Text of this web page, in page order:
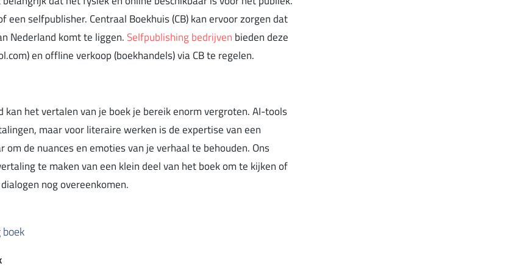
een selfpublisher. Centraal Boekhuis (CB) kan ervoor zorgen dat
Nederland komt te liggen. Selfpublishing bedrijven bieden deze
en offline verkoop (boekhandels) via CB te regelen.
kan het vertalen van je boek je bereik enorm vergroten. AI-tools
maar voor literaire werken is de expertise van een
de nuances en emoties van je verhaal te behouden. Ons
te maken van een klein deel van het boek om te kijken of
nog overeenkomen.